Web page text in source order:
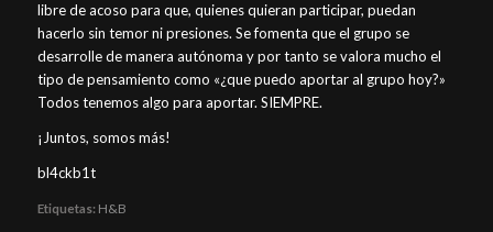
libre de acoso para que, quienes quieran participar, puedan
hacerlo sin temor ni presiones. Se fomenta que el grupo se
desarrolle de manera autónoma y por tanto se valora mucho el
tipo de pensamiento como «¿que puedo aportar al grupo hoy?»
Todos tenemos algo para aportar. SIEMPRE.
¡Juntos, somos más!
bl4ckb1t
Etiquetas: H&B